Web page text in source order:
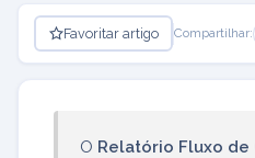
Favoritar artigo Compartilhar:
O Relatório Fluxo de